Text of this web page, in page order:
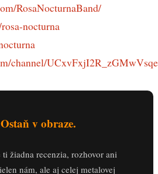
RosaNocturnaBand/
nocturna
channel/
Ostaň v obraze.
žiadna recenzia, rozhovor ani
nám, ale aj celej metalovej